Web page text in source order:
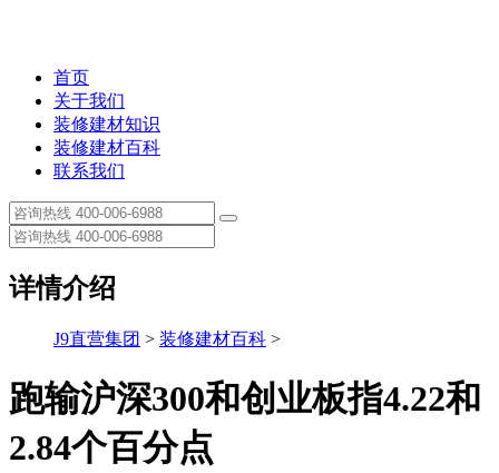
首页
关于我们
装修建材知识
装修建材百科
联系我们
详情介绍
J9直营集团 > 装修建材百科 >
跑输沪深300和创业板指4.22和
2.84个百分点